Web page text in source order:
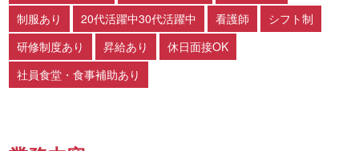
制服あり
20代活躍中30代活躍中 看護師
シフト制
研修制度あり
昇給あり
休日面接OK
社員食堂・食事補助あり